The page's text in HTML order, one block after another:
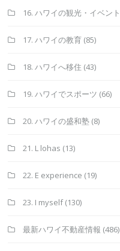
16. ハワイの観光・イベント
17. ハワイの教育 (85)
18. ハワイへ移住 (43)
19. ハワイでスポーツ (66)
20. ハワイの盛和塾 (8)
21. L lohas (13)
22. E experience (19)
23. I myself(130)
最新ハワイ不動産情報 (486)